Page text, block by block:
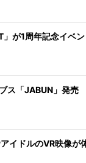
」が1周年記念イベ
ス「JABUN」発売
イドルのVR映像が